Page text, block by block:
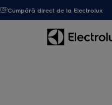
Cumpără direct de la Electrolux